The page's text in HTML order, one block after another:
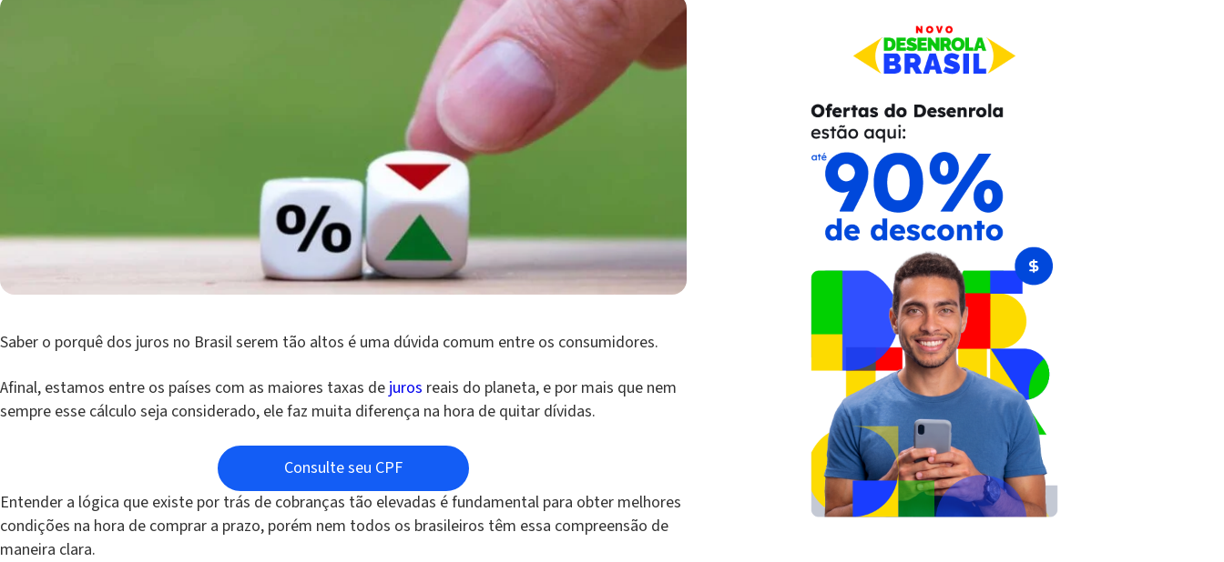
Saber o porquê dos juros no Brasil serem tão altos é uma dúvida comum entre os consumidores.
Afinal, estamos entre os países com as maiores taxas de juros reais do planeta, e por mais que nem
sempre esse cálculo seja considerado, ele faz muita diferença na hora de quitar dívidas.
Consulte seu CPF
Entender a lógica que existe por trás de cobranças tão elevadas é fundamental para obter melhores
condições na hora de comprar a prazo, porém nem todos os brasileiros têm essa compreensão de
maneira clara.